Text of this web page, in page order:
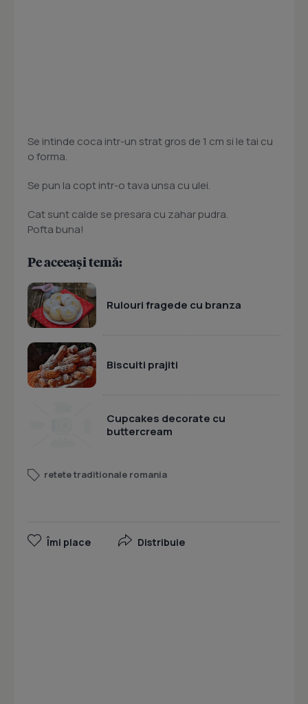
Se intinde coca intr-un strat gros de 1 cm si le tai cu
o forma.
Se pun la copt intr-o tava unsa cu ulei.
Cat sunt calde se presara cu zahar pudra.
Pofta buna!
Pe aceeași temă:
Rulouri fragede cu branza
Biscuiti prajiti
Cupcakes decorate cu
buttercream
retete traditionale romania
Îmi place Distribuie